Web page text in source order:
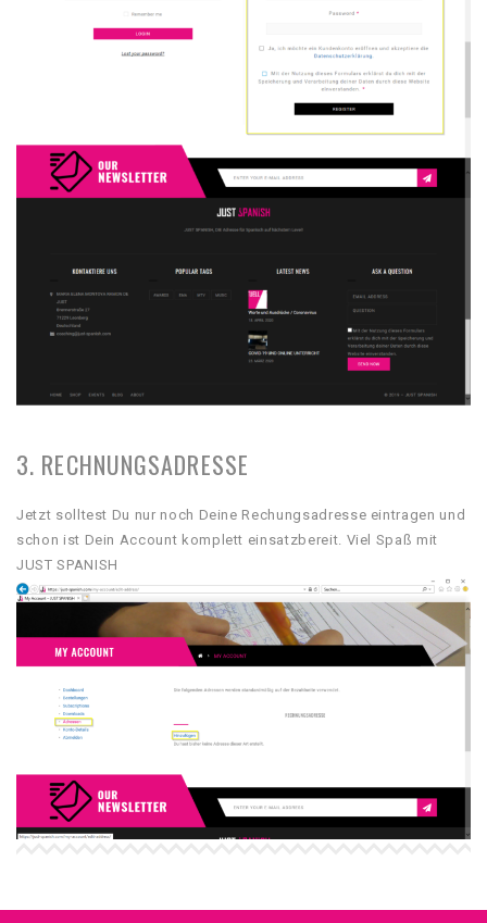
3. RECHNUNGSADRESSE
Jetzt solltest Du nur noch Deine Rechungsadresse eintragen und
schon ist Dein Account komplett einsatzbereit. Viel Spaß mit
JUST SPANISH